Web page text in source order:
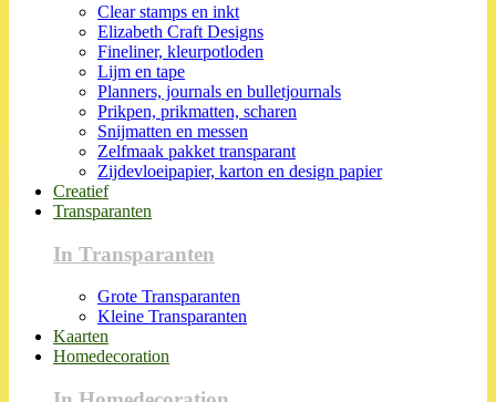
Clear stamps en inkt
Elizabeth Craft Designs
Fineliner, kleurpotloden
Lijm en tape
Planners, journals en bulletjournals
Prikpen, prikmatten, scharen
Snijmatten en messen
Zelfmaak pakket transparant
Zijdevloeipapier, karton en design papier
Creatief
Transparanten
In Transparanten
Grote Transparanten
Kleine Transparanten
Kaarten
Homedecoration